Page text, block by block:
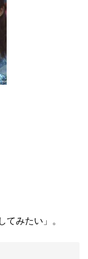
みたい」。